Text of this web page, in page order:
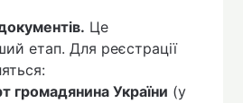
Це
етап. Для реєстрації
громадянина України (у